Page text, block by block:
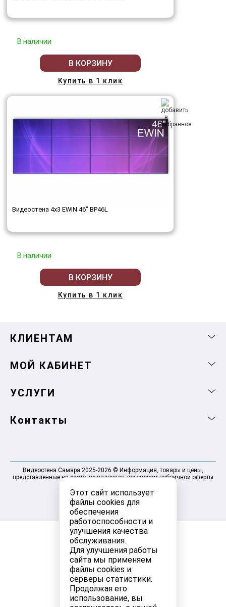
Этот сайт использует
файлы cookies для
обеспечения
работоспособности и
улучшения качества
обслуживания.
Для улучшения работы
сайта мы применяем
файлы cookies и
серверы статистики.
Продолжая его
использование, вы
В наличии
В КОРЗИНУ
Купить в 1 клик
Видеостена 4x3 EWIN 46" BP46L
В наличии
В КОРЗИНУ
Купить в 1 клик
КЛИЕНТАМ
МОЙ КАБИНЕТ
УСЛУГИ
Контакты
Видеостена Самара 2025-2026 © Информация, товары и цены,
представленные на сайте, не являются договором публичной оферты